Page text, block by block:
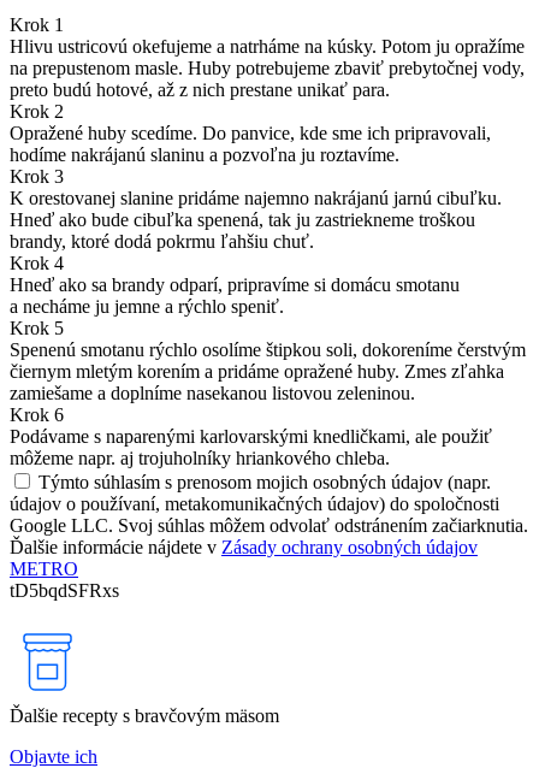
Krok 1
Hlivu ustricovú okefujeme a natrháme na kúsky. Potom ju opražíme
na prepustenom masle. Huby potrebujeme zbaviť prebytočnej vody,
preto budú hotové, až z nich prestane unikať para.
Krok 2
Opražené huby scedíme. Do panvice, kde sme ich pripravovali,
hodíme nakrájanú slaninu a pozvoľna ju roztavíme.
Krok 3
K orestovanej slanine pridáme najemno nakrájanú jarnú cibuľku.
Hneď ako bude cibuľka spenená, tak ju zastriekneme troškou
brandy, ktoré dodá pokrmu ľahšiu chuť.
Krok 4
Hneď ako sa brandy odparí, pripravíme si domácu smotanu
a necháme ju jemne a rýchlo speniť.
Krok 5
Spenenú smotanu rýchlo osolíme štipkou soli, dokoreníme čerstvým
čiernym mletým korením a pridáme opražené huby. Zmes zľahka
zamiešame a doplníme nasekanou listovou zeleninou.
Krok 6
Podávame s naparenými karlovarskými knedličkami, ale použiť
môžeme napr. aj trojuholníky hriankového chleba.
Týmto súhlasím s prenosom mojich osobných údajov (napr.
údajov o používaní, metakomunikačných údajov) do spoločnosti
Google LLC. Svoj súhlas môžem odvolať odstránením začiarknutia.
Ďalšie informácie nájdete v Zásady ochrany osobných údajov
METRO
tD5bqdSFRxs
Ďalšie recepty s bravčovým mäsom
Objavte ich